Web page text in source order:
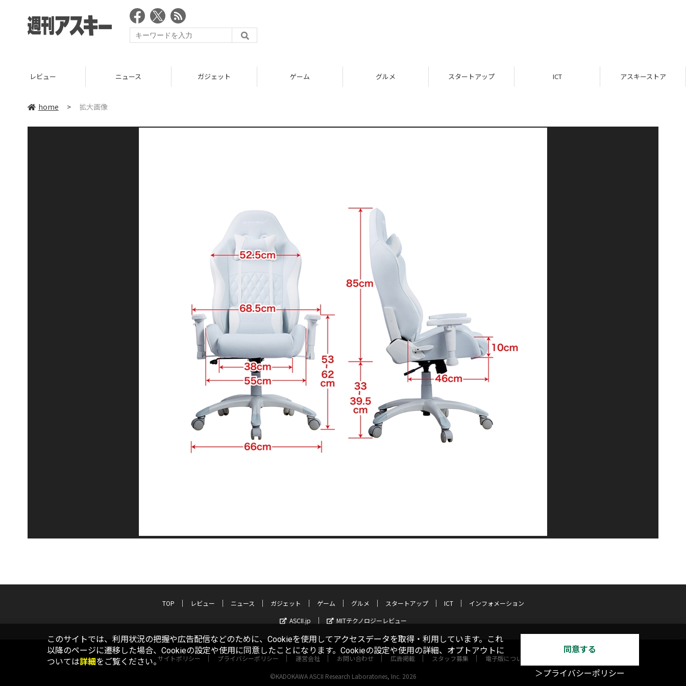
レビュー ニュース ガジェット ゲーム グルメ スタートアップ ICT アスキーストア
home > 拡大画像
TOP レビュー ニュース ガジェット ゲーム グルメ スタートアップ ICT
インフォメーション
ASCII.jp
MITテクノロジーレビュー
サイトポリシー プライバシーポリシー 運営会社 お問い合わせ 広告掲載 スタッフ募集 電子版について
©KADOKAWA ASCII Research Laboratories, Inc. 2026
このサイトでは、利用状況の把握や広告配信などのために、Cookieを使用してアクセスデータを取得・利用しています。これ
以降のページに遷移した場合、Cookieの設定や使用に同意したことになります。Cookieの設定や使用の詳細、オプトアウトに
ついては詳細をご覧ください。
同意する
＞プライバシーポリシー